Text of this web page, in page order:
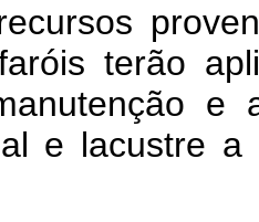
terão
e
e lacustre